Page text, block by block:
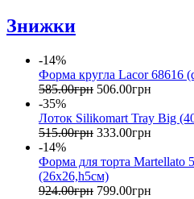
Знижки
-14%
Форма кругла Lacor 68616
585.00грн 506.00грн
-35%
Лоток Silikomart Tray Big
515.00грн 333.00грн
-14%
Форма для торта Martellato
(26x26,h5см)
924.00грн 799.00грн